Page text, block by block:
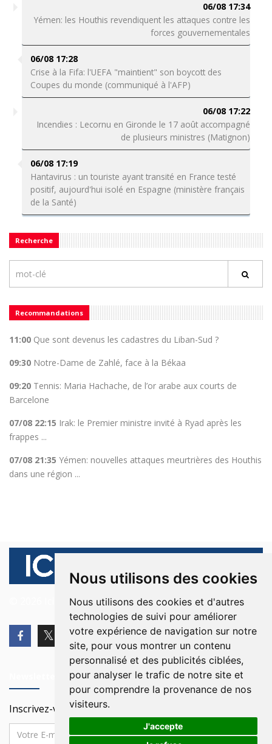
Nous utilisons des cookies
Nous utilisons des cookies et d'autres
technologies de suivi pour améliorer
votre expérience de navigation sur notre
site, pour vous montrer un contenu
personnalisé et des publicités ciblées,
pour analyser le trafic de notre site et
pour comprendre la provenance de nos
visiteurs.
J'accepte
06/08 17:34
Yémen: les Houthis revendiquent les attaques contre les
forces gouvernementales
06/08 17:28
Crise à la Fifa: l'UEFA "maintient" son boycott des
Coupes du monde (communiqué à l'AFP)
06/08 17:22
Incendies : Lecornu en Gironde le 17 août accompagné
de plusieurs ministres (Matignon)
06/08 17:19
Hantavirus : un touriste ayant transité en France testé
positif, aujourd'hui isolé en Espagne (ministère français
de la Santé)
Recherche
Recommandations
11:00 Que sont devenus les cadastres du Liban-Sud ?
09:30 Notre-Dame de Zahlé, face à la Békaa
09:20 Tennis: Maria Hachache, de l’or arabe aux courts de
Barcelone
07/08 22:15 Irak: le Premier ministre invité à Ryad après les
frappes ...
07/08 21:35 Yémen: nouvelles attaques meurtrières des Houthis
dans une région ...
© 2026 Ici Beyrouth. Tous les droits sont réservés.
Inscrivez-vous à notre Newsletter